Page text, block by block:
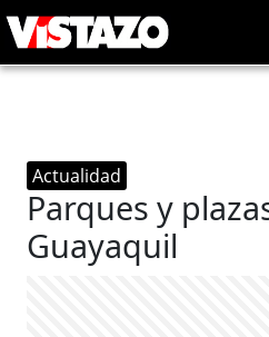
Actualidad
Parques y
Guayaquil